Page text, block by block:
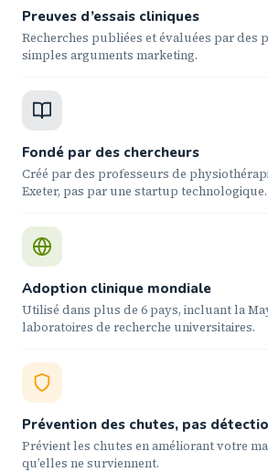
Preuves d’essais cliniques
Recherches publiées et évaluées par des
simples arguments marketing.
Fondé par des chercheurs
Créé par des professeurs de
Exeter, pas par une startup technologique.
Adoption clinique mondiale
Utilisé dans plus de 6 pays, incluant la
laboratoires de recherche universitaires.
Prévention des chutes, pas
Prévient les chutes en améliorant votre
qu’elles ne surviennent.